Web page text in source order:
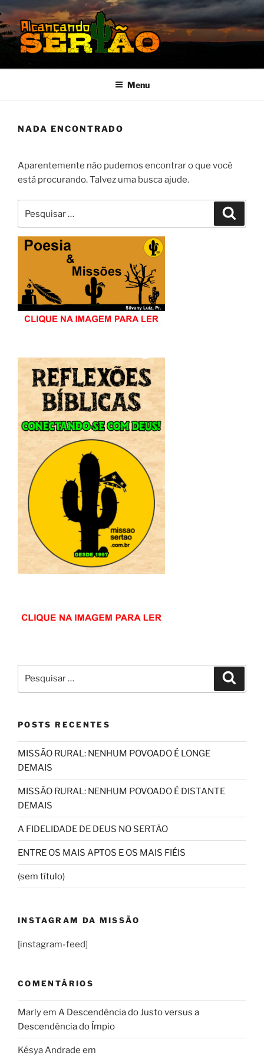
Pular
para
o
conteúdo
MISSÃO SERTÃO
Menu
NADA ENCONTRADO
Aparentemente não pudemos encontrar o que você
está procurando. Talvez uma busca ajude.
por:
por:
POSTS RECENTES
MISSÃO RURAL: NENHUM POVOADO É LONGE
DEMAIS
MISSÃO RURAL: NENHUM POVOADO É DISTANTE
DEMAIS
A FIDELIDADE DE DEUS NO SERTÃO
ENTRE OS MAIS APTOS E OS MAIS FIÉIS
(sem título)
INSTAGRAM DA MISSÃO
[instagram-feed]
COMENTÁRIOS
Marlyem A Descendência do Justo versus a
Descendência do Ímpio
Késya Andrade em